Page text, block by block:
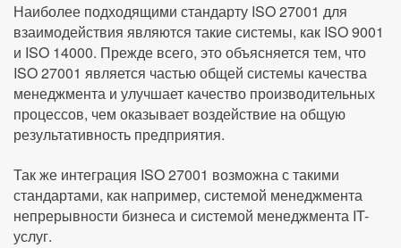
Наиболее подходящими стандарту ISO 27001 для
взаимодействия являются такие системы, как ISO 9001
и ISO 14000. Прежде всего, это объясняется тем, что
ISO 27001 является частью общей системы качества
менеджмента и улучшает качество производительных
процессов, чем оказывает воздействие на общую
результативность предприятия.
Так же интеграция ISO 27001 возможна с такими
стандартами, как например, системой менеджмента
непрерывности бизнеса и системой менеджмента IT-
услуг.